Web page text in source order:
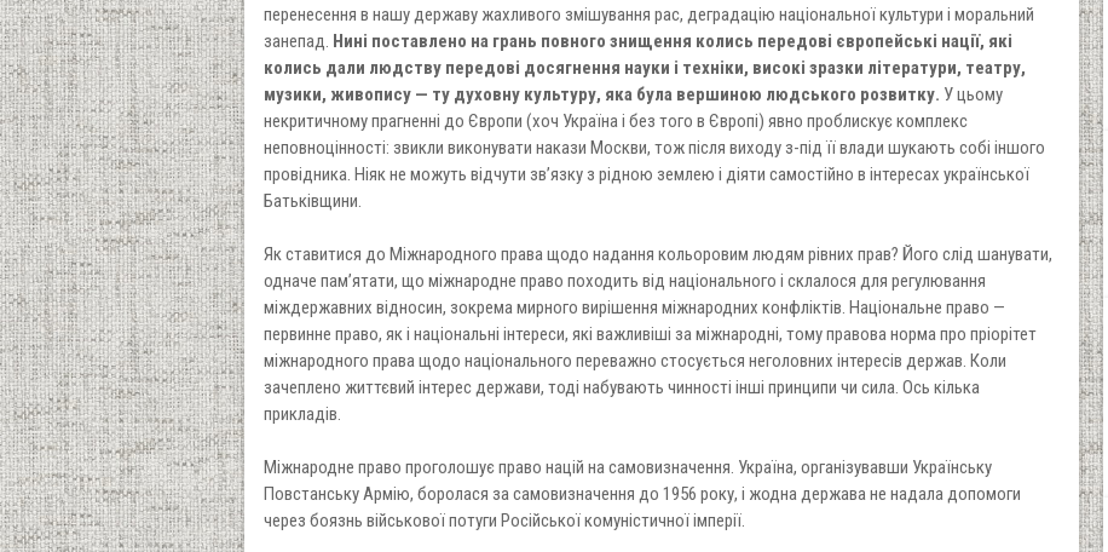
перенесення в нашу державу жахливого змішування рас, деградацію національної культури і моральний
занепад. Нині поставлено на грань повного знищення колись передові європейські нації, які
колись дали людству передові досягнення науки і техніки, високі зразки літератури, театру,
музики, живопису — ту духовну культуру, яка була вершиною людського розвитку. У цьому
некритичному прагненні до Європи (хоч Україна і без того в Європі) явно проблискує комплекс
неповноцінності: звикли виконувати накази Москви, тож після виходу з-під її влади шукають собі іншого
провідника. Ніяк не можуть відчути зв’язку з рідною землею і діяти самостійно в інтересах української
Батьківщини.
Як ставитися до Міжнародного права щодо надання кольоровим людям рівних прав? Його слід шанувати,
одначе пам’ятати, що міжнародне право походить від національного і склалося для регулювання
міждержавних відносин, зокрема мирного вирішення міжнародних конфліктів. Національне право —
первинне право, як і національні інтереси, які важливіші за міжнародні, тому правова норма про пріорітет
міжнародного права щодо національного переважно стосується неголовних інтересів держав. Коли
зачеплено життєвий інтерес держави, тоді набувають чинності інші принципи чи сила. Ось кілька
прикладів.
Міжнародне право проголошує право націй на самовизначення. Україна, організувавши Українську
Повстанську Армію, боролася за самовизначення до 1956 року, і жодна держава не надала допомоги
через боязнь військової потуги Російської комуністичної імперії.